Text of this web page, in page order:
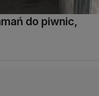
do piwnic,